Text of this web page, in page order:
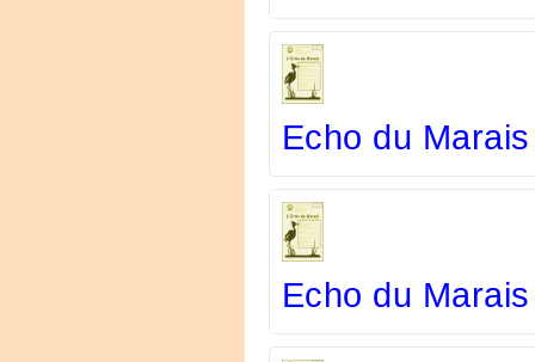
Echo du
Echo du